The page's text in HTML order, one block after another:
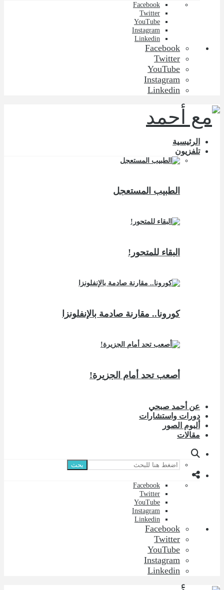
Facebook
Twitter
YouTube
Instagram
Linkedin
Facebook
Twitter
YouTube
Instagram
Linkedin
الرئيسية
تلفزيون
الطبيب المستعجل
البقاء للمتحور!
كورونا.. مقارنة صادمة بالإنفلونزا
أصعب تحد أمام الجزيرة!
عن أحمد صبحي
دورات واستشارات
ألبوم الصور
مقالات
بحث
Facebook
Twitter
YouTube
Instagram
Linkedin
Facebook
Twitter
YouTube
Instagram
Linkedin